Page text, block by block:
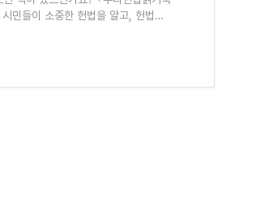
민들이 소중한 헌법을 알고, 헌법